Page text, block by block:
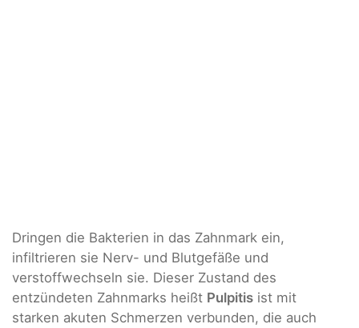
Dringen die Bakterien in das Zahnmark ein,
infiltrieren sie Nerv- und Blutgefäße und
verstoffwechseln sie. Dieser Zustand des
entzündeten Zahnmarks heißt Pulpitis ist mit
starken akuten Schmerzen verbunden, die auch